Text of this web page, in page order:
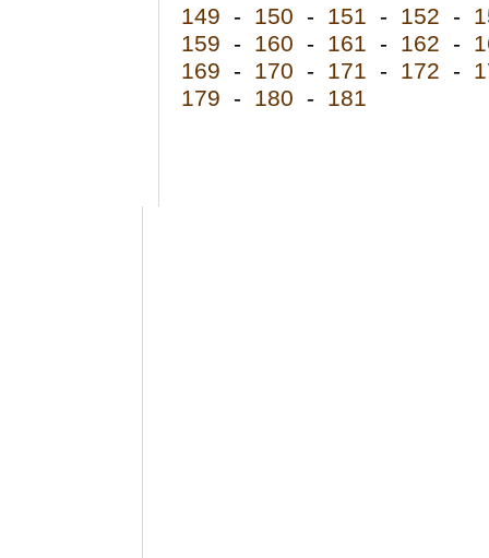
149 - 150 - 151 - 152 -
159 - 160 - 161 - 162 -
169 - 170 - 171 - 172 -
179 - 180 - 181